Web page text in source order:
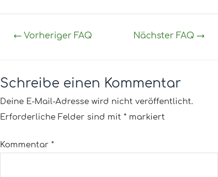
← Vorheriger FAQ Nächster FAQ →
Schreibe einen Kommentar
Deine E-Mail-Adresse wird nicht veröffentlicht.
Erforderliche Felder sind mit * markiert
Kommentar *